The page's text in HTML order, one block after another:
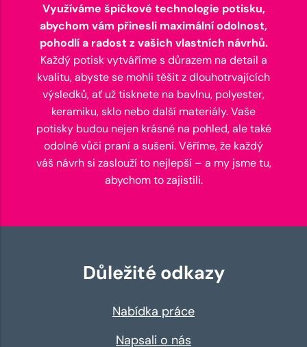
Využíváme špičkové technologie potisku,
abychom vám přinesli maximální odolnost,
pohodlí a radost z vašich vlastních návrhů.
Každý potisk vytváříme s důrazem na detail a
kvalitu, abyste se mohli těšit z dlouhotrvajících
výsledků, ať už tisknete na bavlnu, polyester,
keramiku, sklo nebo další materiály. Vaše
potisky budou nejen krásné na pohled, ale také
odolné vůči praní a sušení. Věříme, že každý
váš návrh si zaslouží to nejlepší – a my jsme tu,
abychom to zajistili.
Důležité odkazy
Nabídka práce
Napsali o nás